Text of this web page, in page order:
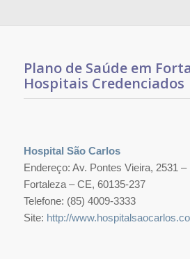
Plano de Saúde em
Hospitais Credenciados
Hospital São Carlos
Endereço: Av. Pontes Vieira, 2531 –
Fortaleza – CE, 60135-237
Telefone: (85) 4009-3333
Site: http://